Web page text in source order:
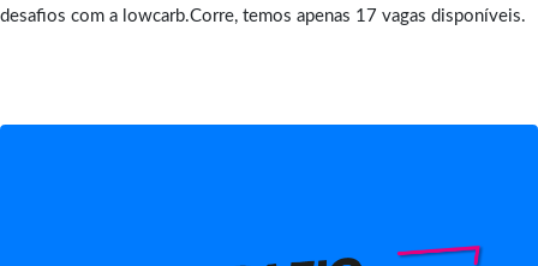
desafios com a lowcarb.Corre, temos apenas 17 vagas disponíveis.